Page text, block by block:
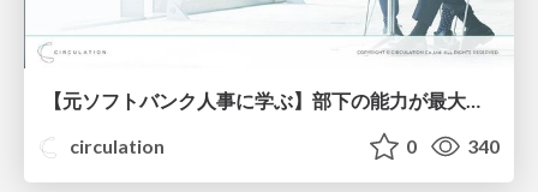
【元ソフトバンク人事に学ぶ】部下の能力が最大化する1on1とは？【人気ウェビナー資料を公開】
circulation
0 340